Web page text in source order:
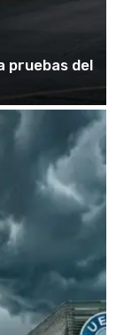
pruebas del